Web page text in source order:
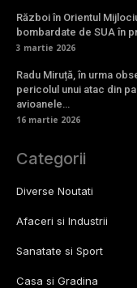
Război în Orientul
bombardate de SUA în
3 martie 2026
Radu Miruță, în urma
pericolul unui atac din
avioanele…
16 martie 2026
Categorii
Diverse Noutati
Afaceri si Industrii
Sanatate si Sport
Casa si Gradina